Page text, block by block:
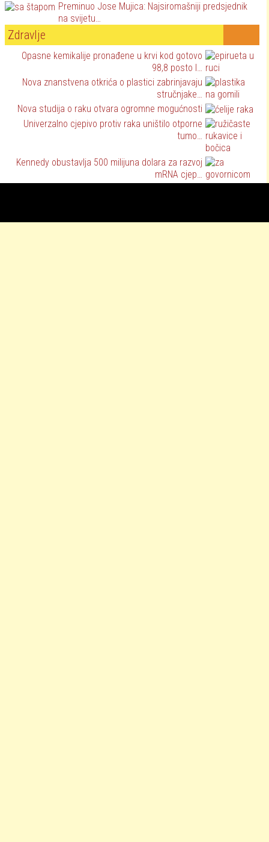
Preminuo Jose Mujica: Najsiromašniji predsjednik
na svijetu…
Zdravlje
Opasne kemikalije pronađene u krvi kod gotovo
98,8 posto l…
Nova znanstvena otkrića o plastici zabrinjavaju
stručnjake…
Nova studija o raku otvara ogromne mogućnosti
Univerzalno cjepivo protiv raka uništilo otporne
tumo…
Kennedy obustavlja 500 milijuna dolara za razvoj
mRNA cjep…